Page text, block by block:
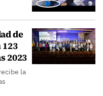
de
2023
la